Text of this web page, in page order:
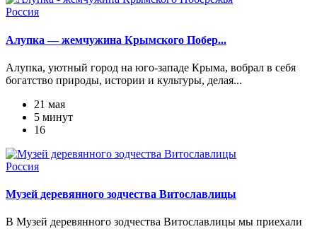
Россия
Алупка — жемчужина Крымского Побер...
Алупка, уютный город на юго-западе Крыма, вобрал в себя
богатство природы, истории и культуры, делая...
21 мая
5 минут
16
Россия
Музей деревянного зодчества Витославлицы
В Музей деревянного зодчества Витославлицы мы приехали